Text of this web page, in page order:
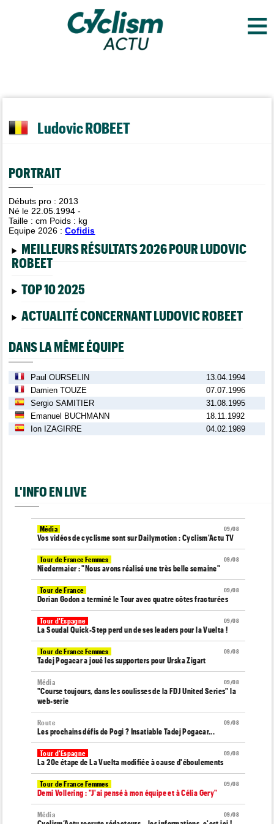
≡
Ludovic ROBEET
PORTRAIT
Débuts pro : 2013
Né le 22.05.1994 -
Taille :cm Poids : kg
Equipe 2026 :Cofidis
MEILLEURS RÉSULTATS 2026 POUR LUDOVIC
ROBEET
TOP 10 2025
ACTUALITÉ CONCERNANT LUDOVIC ROBEET
DANS LA MÊME ÉQUIPE
Paul OURSELIN
13.04.1994
Damien TOUZE
07.07.1996
Sergio SAMITIER
31.08.1995
Emanuel BUCHMANN
18.11.1992
Ion IZAGIRRE
04.02.1989
L'INFO EN LIVE
09/08
Média
Vos vidéos de cyclisme sont sur Dailymotion : Cyclism'Actu TV
09/08
Tour de France Femmes
Niedermaier : "Nous avons réalisé une très belle semaine"
09/08
Tour de France
Dorian Godon a terminé le Tour avec quatre côtes fracturées
09/08
Tour d'Espagne
La Soudal Quick-Step perd un de ses leaders pour la Vuelta !
09/08
Tour de France Femmes
Tadej Pogacar a joué les supporters pour Urska Zigart
09/08
Média
"Course toujours, dans les coulisses de la FDJ United Series" la
web-serie
09/08
Route
Les prochains défis de Pogi ? Insatiable Tadej Pogacar...
09/08
Tour d'Espagne
La 20e étape de La Vuelta modifiée à cause d'éboulements
09/08
Tour de France Femmes
Demi Vollering : "J'ai pensé à mon équipe et à Célia Gery"
09/08
Média